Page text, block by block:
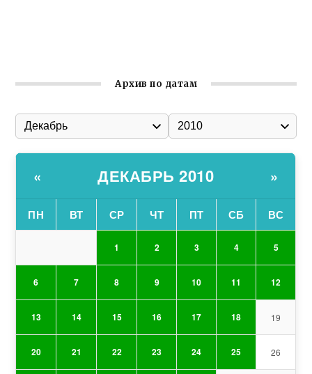
Архив по датам
« ДЕКАБРЬ 2010 »
ПН ВТ СР ЧТ ПТ СБ ВС
1 2 3 4 5
6 7 8 9 10 11 12
13 14 15 16 17 18 19
20 21 22 23 24 25 26